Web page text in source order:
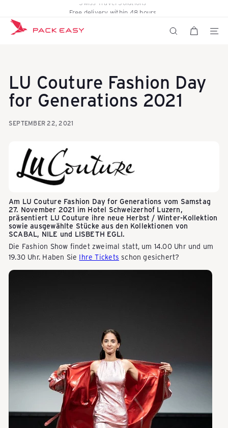
content
Pause
Free delivery within 48 hours
K
o
f
e
r
k
a
e
n
SEARCH SITE
LU Couture Fashion Day
for Generations 2021
SEPTEMBER 22, 2021
Am LU Couture Fashion Day for Generations vom Samstag
27. November 2021 im Hotel Schweizerhof Luzern,
präsentiert LU Couture ihre neue Herbst / Winter-Kollektion
sowie ausgewählte Stücke aus den Kollektionen von
SCABAL, NILE und LISBETH EGLI.
Die Fashion Show findet zweimal statt, um 14.00 Uhr und um
19.30 Uhr. Haben Sie Ihre Tickets schon gesichert?